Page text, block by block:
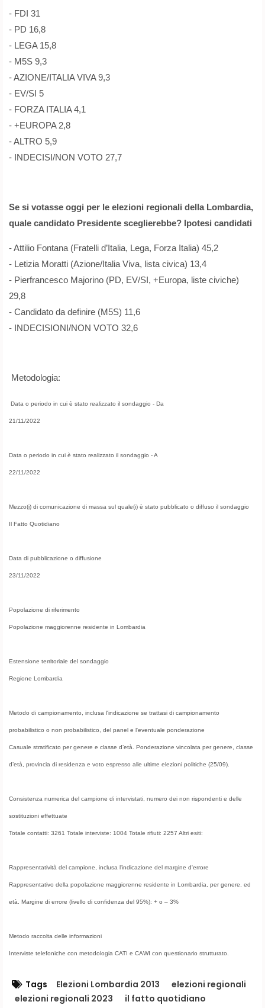
- FDI 31
- PD 16,8
- LEGA 15,8
- M5S 9,3
- AZIONE/ITALIA VIVA 9,3
- EV/SI 5
- FORZA ITALIA 4,1
- +EUROPA 2,8
- ALTRO 5,9
- INDECISI/NON VOTO 27,7
Se si votasse oggi per le elezioni regionali della Lombardia,
quale candidato Presidente sceglierebbe? Ipotesi candidati
- Attilio Fontana (Fratelli d’Italia, Lega, Forza Italia) 45,2
- Letizia Moratti (Azione/Italia Viva, lista civica) 13,4
- Pierfrancesco Majorino (PD, EV/SI, +Europa, liste civiche)
29,8
- Candidato da definire (M5S) 11,6
- INDECISIONI/NON VOTO 32,6
Metodologia:
Data o periodo in cui è stato realizzato il sondaggio - Da
21/11/2022
Data o periodo in cui è stato realizzato il sondaggio - A
22/11/2022
Mezzo(i) di comunicazione di massa sul quale(i) è stato pubblicato o diffuso il sondaggio
Il Fatto Quotidiano
Data di pubblicazione o diffusione
23/11/2022
Popolazione di riferimento
Popolazione maggiorenne residente in Lombardia
Estensione territoriale del sondaggio
Regione Lombardia
Metodo di campionamento, inclusa l'indicazione se trattasi di campionamento
probabilistico o non probabilistico, del panel e l'eventuale ponderazione
Casuale stratificato per genere e classe d’età. Ponderazione vincolata per genere, classe
d’età, provincia di residenza e voto espresso alle ultime elezioni politiche (25/09).
Consistenza numerica del campione di intervistati, numero dei non rispondenti e delle
sostituzioni effettuate
Totale contatti: 3261 Totale interviste: 1004 Totale rifiuti: 2257 Altri esiti:
Rappresentatività del campione, inclusa l'indicazione del margine d'errore
Rappresentativo della popolazione maggiorenne residente in Lombardia, per genere, ed
età. Margine di errore (livello di confidenza del 95%): + o – 3%
Metodo raccolta delle informazioni
Interviste telefoniche con metodologia CATI e CAWI con questionario strutturato.
Tags Elezioni Lombardia 2013
elezioni regionali
elezioni regionali 2023
il fatto quotidiano